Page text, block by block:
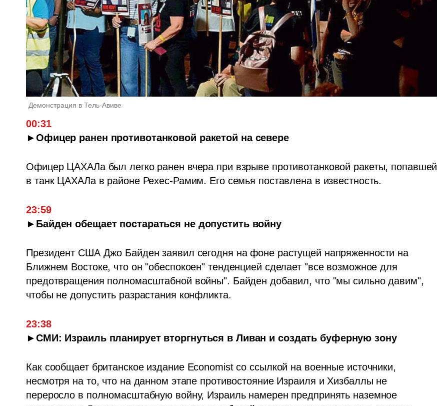
Демонстрация в Тель-Авиве
00:31
►Офицер ранен противотанковой ракетой на севере
Офицер ЦАХАЛа был легко ранен вчера при взрыве противотанковой ракеты, попавшей
в танк ЦАХАЛа в районе Рехес-Рамим. Его семья поставлена в известность.
23:59
►Байден обещает постараться не допустить войну
Президент США Джо Байден заявил сегодня на фоне растущей напряженности на
Ближнем Востоке, что он "обеспокоен" тенденцией сделает "все возможное для
предотвращения полномасштабной войны". Байден добавил, что "мы сильно давим",
чтобы не допустить разрастания конфликта.
23:38
►СМИ: Израиль планирует вторгнуться в Ливан и создать буферную зону
Как сообщает британское издание Economist со ссылкой на военные источники,
несмотря на то, что на данном этапе противостояние Израиля и Хизбаллы не
переросло в полномасштабную войну, Израиль намерен предпринять наземное